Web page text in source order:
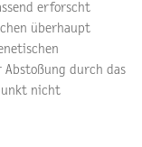
erforscht
überhaupt
durch das
nicht